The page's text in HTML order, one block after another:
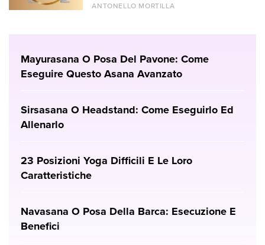
ANTONELLO MORTILLA
Mayurasana O Posa Del Pavone: Come
Eseguire Questo Asana Avanzato
Sirsasana O Headstand: Come Eseguirlo Ed
Allenarlo
23 Posizioni Yoga Difficili E Le Loro
Caratteristiche
Navasana O Posa Della Barca: Esecuzione E
Benefici